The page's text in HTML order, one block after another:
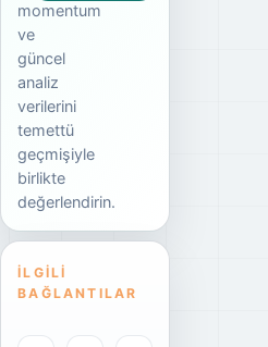
momentum
ve
güncel
analiz
verilerini
temettü
geçmişiyle
birlikte
değerlendirin.
İLGILI
BAĞLANTILAR